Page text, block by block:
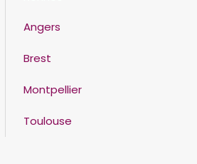
Angers
Brest
Montpellier
Toulouse